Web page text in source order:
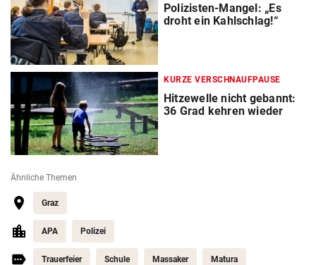
Polizisten-Mangel: „Es
droht ein Kahlschlag!“
KURZE VERSCHNAUFPAUSE
Hitzewelle nicht gebannt:
36 Grad kehren wieder
Ähnliche Themen
Graz
APA Polizei
Trauerfeier Schule Massaker Matura